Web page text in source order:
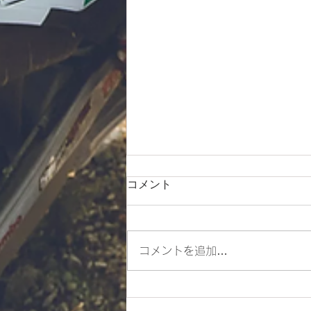
ES700ラリー仕様とES700の
コメント
コメントを追加…